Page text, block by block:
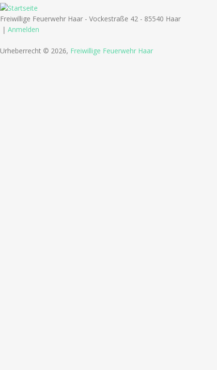
Freiwillige Feuerwehr Haar - Vockestraße 42 - 85540 Haar
| Anmelden
Urheberrecht © 2026, Freiwillige Feuerwehr Haar